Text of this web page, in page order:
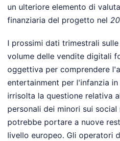
un ulteriore elemento di
finanziaria del progetto nel
I prossimi dati trimestrali
volume delle vendite digitali
oggettiva per comprendere
entertainment per l'infanzia in
irrisolta la questione relativa
personali dei minori sui
potrebbe portare a nuove
livello europeo. Gli operatori